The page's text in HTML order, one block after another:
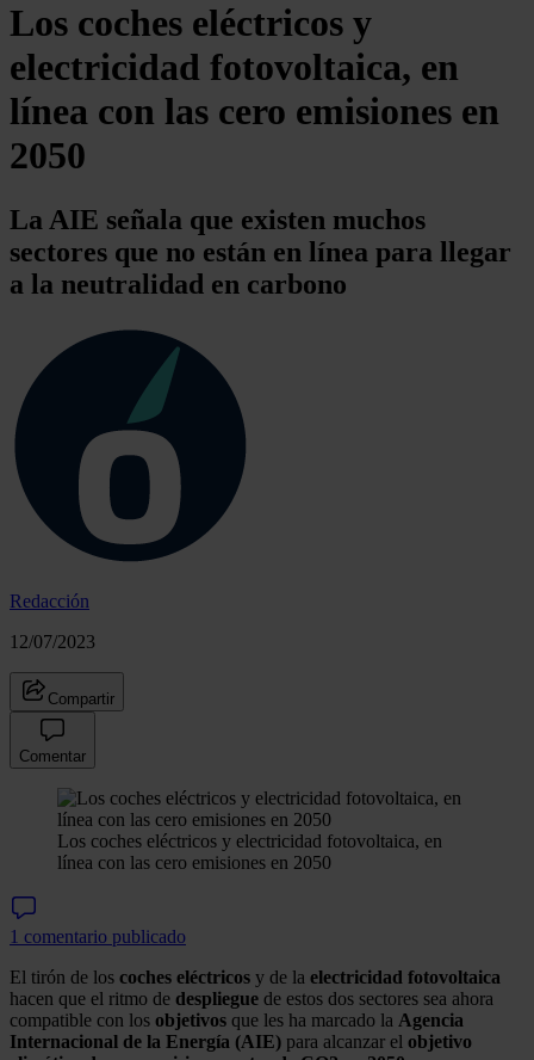
Los coches eléctricos y
electricidad fotovoltaica, en
línea con las cero emisiones en
2050
La AIE señala que existen muchos
sectores que no están en línea para llegar
a la neutralidad en carbono
Redacción
12/07/2023
Compartir
Comentar
Los coches eléctricos y electricidad fotovoltaica, en
línea con las cero emisiones en 2050
1 comentario publicado
El tirón de los coches eléctricos y de la electricidad fotovoltaica
hacen que el ritmo de despliegue de estos dos sectores sea ahora
compatible con los objetivos que les ha marcado la Agencia
Internacional de la Energía (AIE) para alcanzar el objetivo